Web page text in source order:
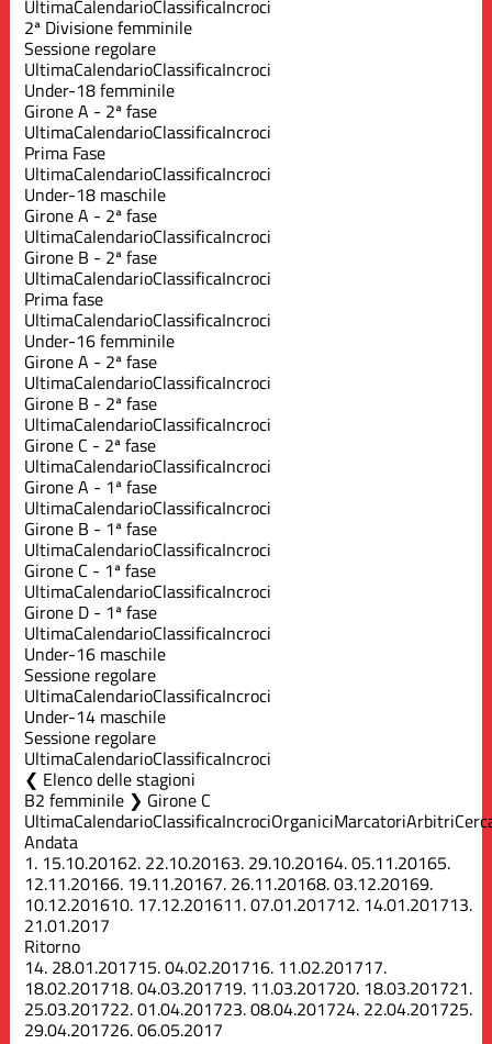
UltimaCalendarioClassificaIncroci
2ª Divisione femminile
Sessione regolare
UltimaCalendarioClassificaIncroci
Under-18 femminile
Girone A - 2ª fase
UltimaCalendarioClassificaIncroci
Prima Fase
UltimaCalendarioClassificaIncroci
Under-18 maschile
Girone A - 2ª fase
UltimaCalendarioClassificaIncroci
Girone B - 2ª fase
UltimaCalendarioClassificaIncroci
Prima fase
UltimaCalendarioClassificaIncroci
Under-16 femminile
Girone A - 2ª fase
UltimaCalendarioClassificaIncroci
Girone B - 2ª fase
UltimaCalendarioClassificaIncroci
Girone C - 2ª fase
UltimaCalendarioClassificaIncroci
Girone A - 1ª fase
UltimaCalendarioClassificaIncroci
Girone B - 1ª fase
UltimaCalendarioClassificaIncroci
Girone C - 1ª fase
UltimaCalendarioClassificaIncroci
Girone D - 1ª fase
UltimaCalendarioClassificaIncroci
Under-16 maschile
Sessione regolare
UltimaCalendarioClassificaIncroci
Under-14 maschile
Sessione regolare
UltimaCalendarioClassificaIncroci
Elenco delle stagioni
B2 femminile ❯ Girone C
UltimaCalendarioClassificaIncrociOrganiciMarcatoriArbitri
Andata
1. 15.10.20162. 22.10.20163. 29.10.20164.05.11.20165.
12.11.20166. 19.11.20167. 26.11.20168.03.12.20169.
10.12.201610. 17.12.201611.07.01.201712. 14.01.201713.
21.01.2017
Ritorno
14. 28.01.201715.04.02.201716. 11.02.201717.
18.02.201718.04.03.201719. 11.03.201720. 18.03.201721.
25.03.201722.01.04.201723.08.04.201724. 22.04.201725.
29.04.201726.06.05.2017